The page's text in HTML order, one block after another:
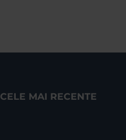
CELE MAI RECENTE